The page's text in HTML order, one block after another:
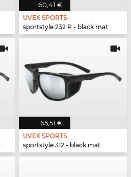
60,41 €
UVEX SPORTS
sportstyle 232 P - black mat
65,51 €
UVEX SPORTS
sportstyle 312 - black mat